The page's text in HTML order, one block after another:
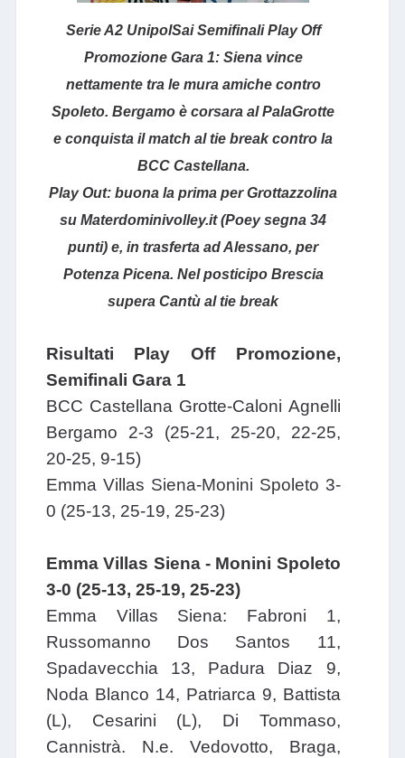
Serie A2 UnipolSai Semifinali Play Off
Promozione Gara 1: Siena vince
nettamente tra le mura amiche contro
Spoleto. Bergamo è corsara al PalaGrotte
e conquista il match al tie break contro la
BCC Castellana.
Play Out: buona la prima per Grottazzolina
su Materdominivolley.it (Poey segna 34
punti) e, in trasferta ad Alessano, per
Potenza Picena. Nel posticipo Brescia
supera Cantù al tie break
Risultati Play Off Promozione,
Semifinali Gara 1
BCC Castellana Grotte-Caloni Agnelli
Bergamo 2-3 (25-21, 25-20, 22-25,
20-25, 9-15)
Emma Villas Siena-Monini Spoleto 3-
0 (25-13, 25-19, 25-23)
Emma Villas Siena - Monini Spoleto
3-0 (25-13, 25-19, 25-23)
Emma Villas Siena: Fabroni 1,
Russomanno Dos Santos 11,
Spadavecchia 13, Padura Diaz 9,
Noda Blanco 14, Patriarca 9, Battista
(L), Cesarini (L), Di Tommaso,
Cannistrà. N.e. Vedovotto, Braga,